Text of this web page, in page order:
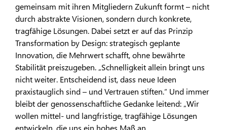
gemeinsam mit ihren Mitgliedern Zukunft formt – nicht
durch abstrakte Visionen, sondern durch konkrete,
tragfähige Lösungen. Dabei setzt er auf das Prinzip
Transformation by Design: strategisch geplante
Innovation, die Mehrwert schafft, ohne bewährte
Stabilität preiszugeben. „Schnelligkeit allein bringt uns
nicht weiter. Entscheidend ist, dass neue Ideen
praxistauglich sind – und Vertrauen stiften.“ Und immer
bleibt der genossenschaftliche Gedanke leitend: „Wir
wollen mittel- und langfristige, tragfähige Lösungen
entwickeln, die uns ein hohes Maß an